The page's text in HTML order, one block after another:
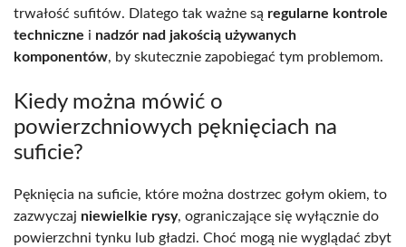
trwałość sufitów. Dlatego tak ważne są regularne kontrole
techniczne i nadzór nad jakością używanych
komponentów, by skutecznie zapobiegać tym problemom.
Kiedy można mówić o
powierzchniowych pęknięciach na
suficie?
Pęknięcia na suficie, które można dostrzec gołym okiem, to
zazwyczaj niewielkie rysy, ograniczające się wyłącznie do
powierzchni tynku lub gładzi. Choć mogą nie wyglądać zbyt